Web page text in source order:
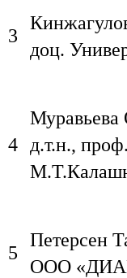
3
доц.
4
Муравьева
д.т.н.,
5
Петерсен
ООО